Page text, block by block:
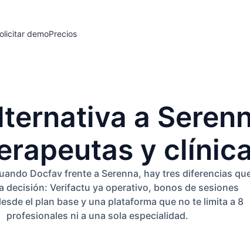
demoPrecios
a
y
Docfav frente a Serenna, hay tres diferencias
decisión: Verifactu ya operativo, bonos de sesiones
el plan base y una plataforma que no te limita a 8
profesionales ni a una sola especialidad.